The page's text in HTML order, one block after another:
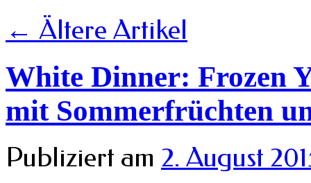
← Ältere Artikel
White Dinner: Frozen
mit Sommerfrüchten
Publiziert am 2. August